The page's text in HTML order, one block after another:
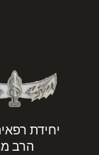
יחידת
הרב